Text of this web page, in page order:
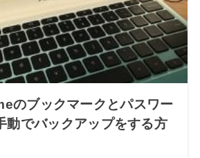
のブックマークとパスワー
動でバックアップをする方